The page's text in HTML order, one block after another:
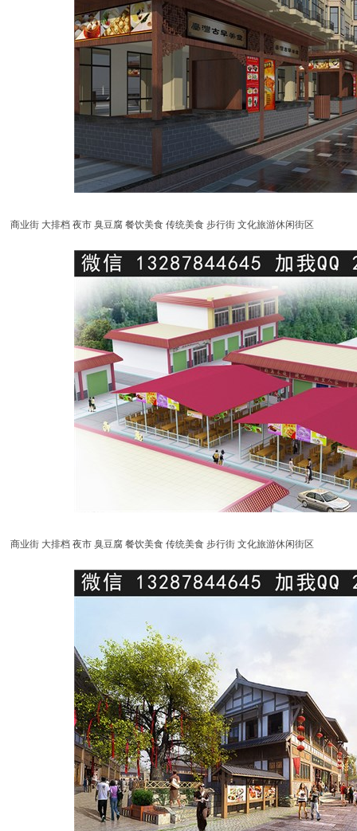
商业街 大排档 夜市 臭豆腐 餐饮美食 传统美食 步行街 文化旅游休闲街区
商业街 大排档 夜市 臭豆腐 餐饮美食 传统美食 步行街 文化旅游休闲街区